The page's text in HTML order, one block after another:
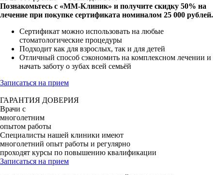
Познакомьтесь с «ММ-Клиник» и получите скидку 50% на
лечение при покупке сертификата номиналом 25 000 рублей.
Сертификат можно использовать на любые
стоматологические процедуры
Подходит как для взрослых, так и для детей
Отличный способ сэкономить на комплексном лечении и
начать заботу о зубах всей семьёй
Записаться на прием
ГАРАНТИЯ ДОВЕРИЯ
Врачи с
многолетним
опытом работы
Специалисты нашей клиники имеют
многолетний опыт работы и регулярно
проходят курсы по повышению квалификации
Записаться на прием